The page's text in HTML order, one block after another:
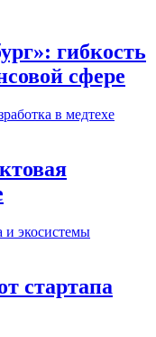
гибкость
сфере
стартапа